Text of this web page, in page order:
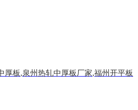
厚板,泉州热轧中厚板厂家,福州开平板